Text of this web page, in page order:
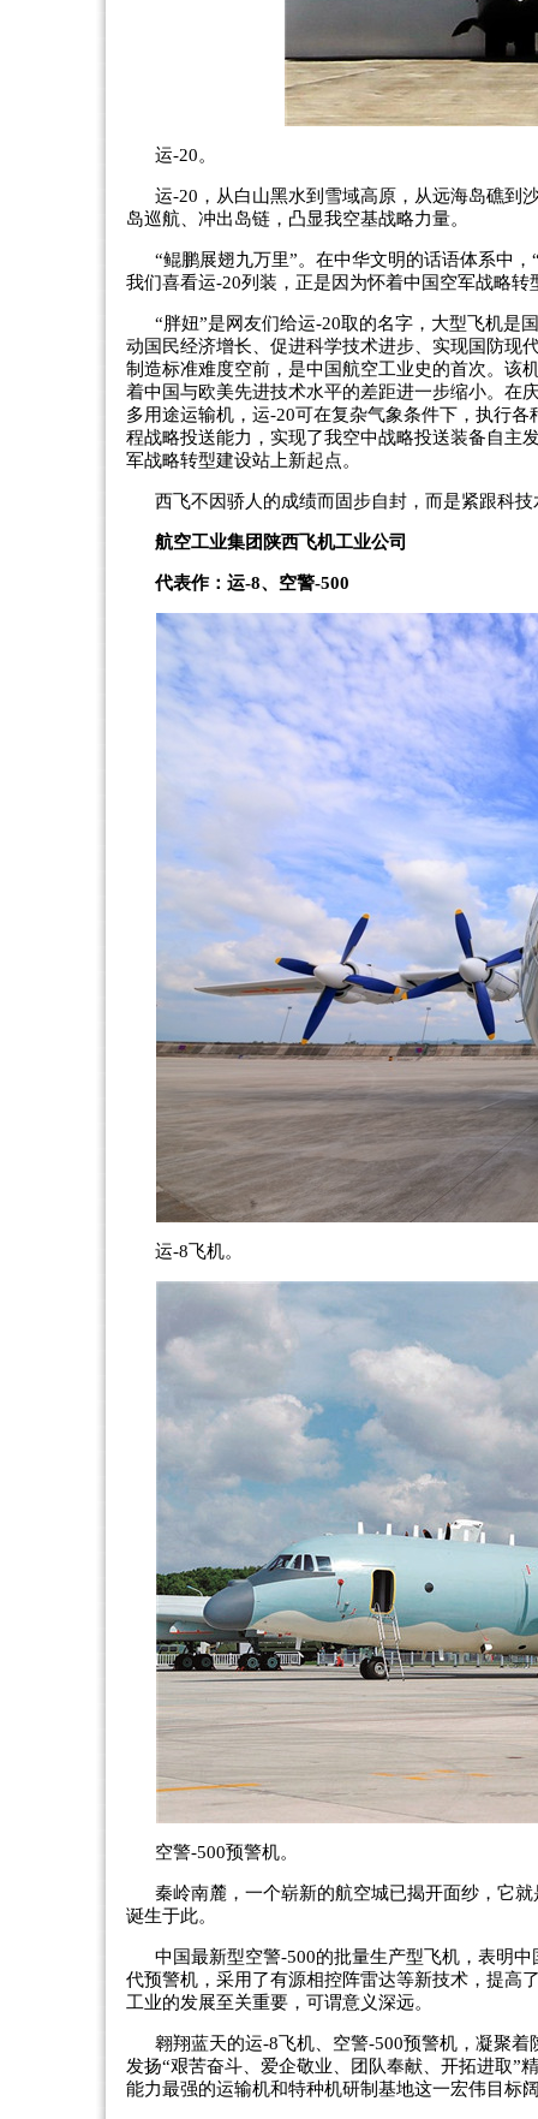
运-20。
运-20，从白山黑水到雪域高原，从远海岛礁到
岛巡航、冲出岛链，凸显我空基战略力量。
“鲲鹏展翅九万里”。在中华文明的话语体系中
我们喜看运-20列装，正是因为怀着中国空军战略转
“胖妞”是网友们给运-20取的名字，大型飞机是
动国民经济增长、促进科学技术进步、实现国防现
制造标准难度空前，是中国航空工业史的首次。该
着中国与欧美先进技术水平的差距进一步缩小。在
多用途运输机，运-20可在复杂气象条件下，执行
程战略投送能力，实现了我空中战略投送装备自主
军战略转型建设站上新起点。
西飞不因骄人的成绩而固步自封，而是紧跟科
航空工业集团陕西飞机工业公司
代表作：运-8、空警-500
运-8飞机。
空警-500预警机。
秦岭南麓，一个崭新的航空城已揭开面纱，它
诞生于此。
中国最新型空警-500的批量生产型飞机，表明
代预警机，采用了有源相控阵雷达等新技术，提高
工业的发展至关重要，可谓意义深远。
翱翔蓝天的运-8飞机、空警-500预警机，凝聚
发扬“艰苦奋斗、爱企敬业、团队奉献、开拓进取”
能力最强的运输机和特种机研制基地这一宏伟目标